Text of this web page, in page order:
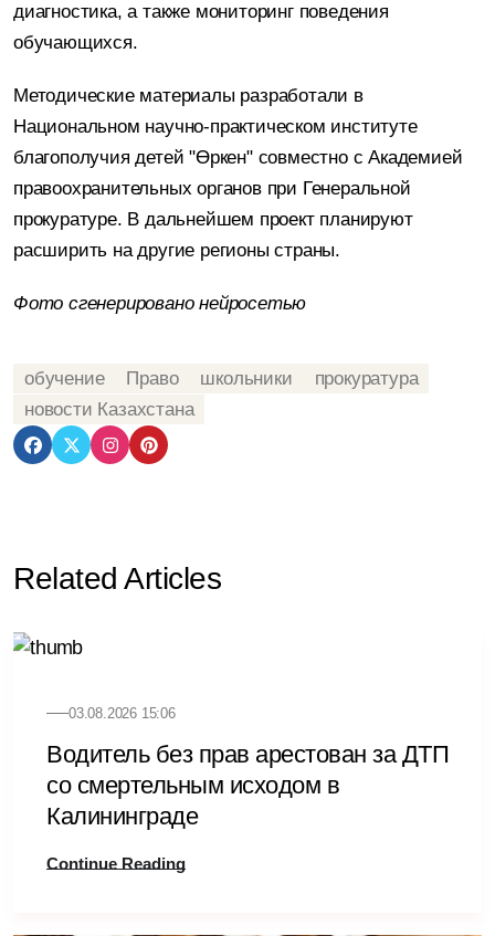
диагностика, а также мониторинг поведения
обучающихся.
Методические материалы разработали в
Национальном научно-практическом институте
благополучия детей "Өркен" совместно с Академией
правоохранительных органов при Генеральной
прокуратуре. В дальнейшем проект планируют
расширить на другие регионы страны.
Фото сгенерировано нейросетью
обучение Право школьники
прокуратура
новости Казахстана
Related Articles
03.08.2026 15:06
Водитель без прав арестован за ДТП
со смертельным исходом в
Калининграде
Continue Reading